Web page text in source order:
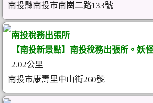
南投縣南投市南崗二路133號
南投稅務出張所
【南投新景點】南投稅務出張所。妖
2.02公里
南投市康壽里中山街260號